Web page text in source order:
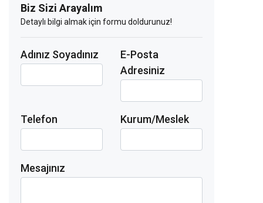
Biz Sizi Arayalım
Detaylı bilgi almak için formu doldurunuz!
Adınız Soyadınız
E-Posta
Adresiniz
Telefon Kurum/Meslek
Mesajınız